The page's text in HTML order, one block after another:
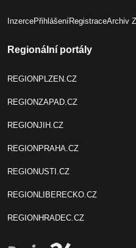
InzercePřihlášeníRegistraceArchiv
Regionální portály
REGIONPLZEN.CZ
REGIONZAPAD.CZ
REGIONJIH.CZ
REGIONPRAHA.CZ
REGIONUSTI.CZ
REGIONLIBERECKO.CZ
REGIONHRADEC.CZ